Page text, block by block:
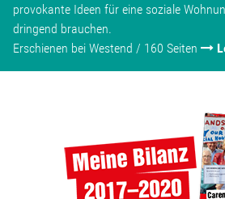
provokante Ideen für eine soziale
dringend brauchen.
Erschienen bei Westend / 160 Seiten